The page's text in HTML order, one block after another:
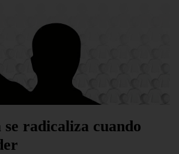
radicaliza cuando